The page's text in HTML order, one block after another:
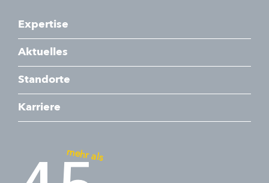
Expertise
Aktuelles
Standorte
Karriere
mehr als